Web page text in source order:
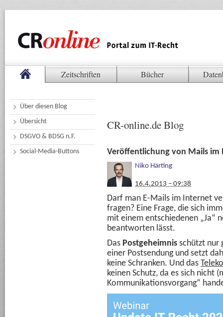
Zeitschriften Bücher
Über diesen Blog
Übersicht
DSGVO & BDSG n.F.
Social-Media-Buttons
CR-online.de Blog
Veröffentlichung von Mails im
Niko Härting
16.4.2013 – 09:38
Darf man E-Mails im Internet
fragen? Eine Frage, die sich
mit einem entschiedenen „Ja“
beantworten lässt.
Das Postgeheimnis schützt nur
einer Postsendung und setzt
keine Schranken. Und das
keinen Schutz, da es sich nicht
Kommunikationsvorgang“